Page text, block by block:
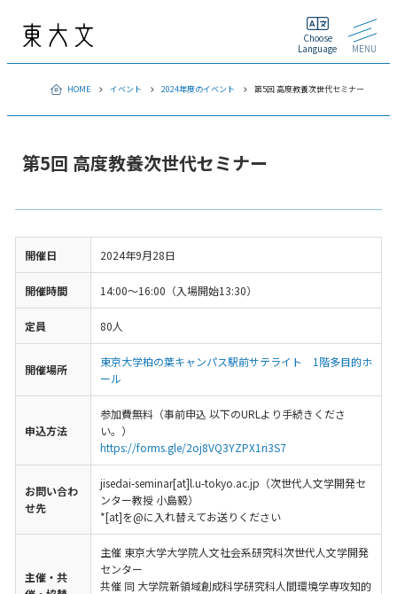
Choose
Language
MENU
HOME イベント 2024年度のイベント 第5回 高度教養次世代セミナー
第5回 高度教養次世代セミナー
開催日 2024年9月28日
開催時間 14:00～16:00（入場開始13:30）
定員 80人
開催場所
東京大学柏の葉キャンパス駅前サテライト 1階多目的ホ
ール
申込方法
参加費無料（事前申込 以下のURLより手続きくださ
い。）
https://forms.gle/2oj8VQ3YZPX1ri3S7
お問い合わ
せ先
jisedai-seminar[at]l.u-tokyo.ac.jp（次世代人文学開発セ
ンター教授 小島毅）
*[at]を@に入れ替えてお送りください
主催・共
主催 東京大学大学院人文社会系研究科次世代人文学開発
センター
共催 同 大学院新領域創成科学研究科人間環境学専攻知的